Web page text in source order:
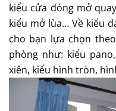
kiểu cửa đóng mở
kiểu mở lùa… Về kiểu
cho bạn lựa chọn
phòng như: kiểu
xiên, kiểu hình tròn,